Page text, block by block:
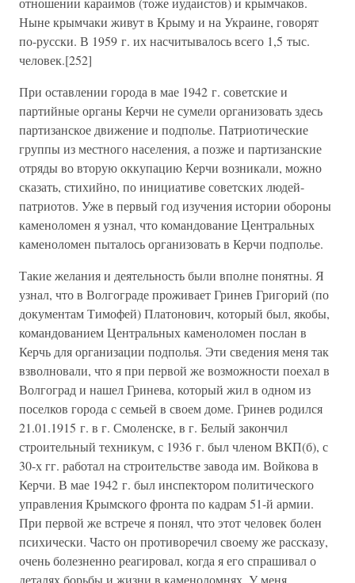
Ныне крымчаки живут в Крыму и на Украине, говорят
по-русски. В 1959 г. их насчитывалось всего 1,5 тыс.
человек.[252]
При оставлении города в мае 1942 г. советские и
партийные органы Керчи не сумели организовать здесь
партизанское движение и подполье. Патриотические
группы из местного населения, а позже и партизанские
отряды во вторую оккупацию Керчи возникали, можно
сказать, стихийно, по инициативе советских людей-
патриотов. Уже в первый год изучения истории обороны
каменоломен я узнал, что командование Центральных
каменоломен пыталось организовать в Керчи подполье.
Такие желания и деятельность были вполне понятны. Я
узнал, что в Волгограде проживает Гринев Григорий (по
документам Тимофей) Платонович, который был, якобы,
командованием Центральных каменоломен послан в
Керчь для организации подполья. Эти сведения меня так
взволновали, что я при первой же возможности поехал в
Волгоград и нашел Гринева, который жил в одном из
поселков города с семьей в своем доме. Гринев родился
21.01.1915 г. в г. Смоленске, в г. Белый закончил
строительный техникум, с 1936 г. был членом ВКП(б), с
30-х гг. работал на строительстве завода им. Войкова в
Керчи. В мае 1942 г. был инспектором политического
управления Крымского фронта по кадрам 51-й армии.
При первой же встрече я понял, что этот человек болен
психически. Часто он противоречил своему же рассказу,
очень болезненно реагировал, когда я его спрашивал о
деталях борьбы и жизни в каменоломнях. У меня